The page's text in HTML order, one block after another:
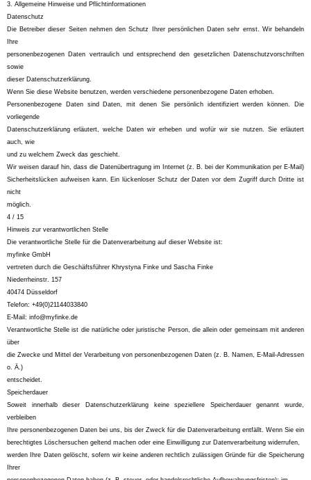
3. Allgemeine Hinweise und Pflichtinformationen
Datenschutz
Die Betreiber dieser Seiten nehmen den Schutz Ihrer persönlichen Daten sehr ernst. Wir behandeln
Ihre
personenbezogenen Daten vertraulich und entsprechend den gesetzlichen Datenschutzvorschriften
sowie
dieser Datenschutzerklärung.
Wenn Sie diese Website benutzen, werden verschiedene personenbezogene Daten erhoben.
Personenbezogene Daten sind Daten, mit denen Sie persönlich identifiziert werden können. Die
vorliegende
Datenschutzerklärung erläutert, welche Daten wir erheben und wofür wir sie nutzen. Sie erläutert
auch, wie
und zu welchem Zweck das geschieht.
Wir weisen darauf hin, dass die Datenübertragung im Internet (z. B. bei der Kommunikation per E-Mail)
Sicherheitslücken aufweisen kann. Ein lückenloser Schutz der Daten vor dem Zugriff durch Dritte ist
nicht
möglich.
4 / 15
Hinweis zur verantwortlichen Stelle
Die verantwortliche Stelle für die Datenverarbeitung auf dieser Website ist:
myfinke GmbH
vertreten durch die Geschäftsführer Khrystyna Finke und Sascha Finke
Niederrheinstr. 157
40474 Düsseldorf
Telefon: +49(0)21144033840
E-Mail: info@myfinke.de
Verantwortliche Stelle ist die natürliche oder juristische Person, die allein oder gemeinsam mit anderen
über
die Zwecke und Mittel der Verarbeitung von personenbezogenen Daten (z. B. Namen, E-Mail-Adressen
o. Ä.)
entscheidet.
Speicherdauer
Soweit innerhalb dieser Datenschutzerklärung keine speziellere Speicherdauer genannt wurde,
verbleiben
Ihre personenbezogenen Daten bei uns, bis der Zweck für die Datenverarbeitung entfällt. Wenn Sie ein
berechtigtes Löschersuchen geltend machen oder eine Einwilligung zur Datenverarbeitung widerrufen,
werden Ihre Daten gelöscht, sofern wir keine anderen rechtlich zulässigen Gründe für die Speicherung
Ihrer